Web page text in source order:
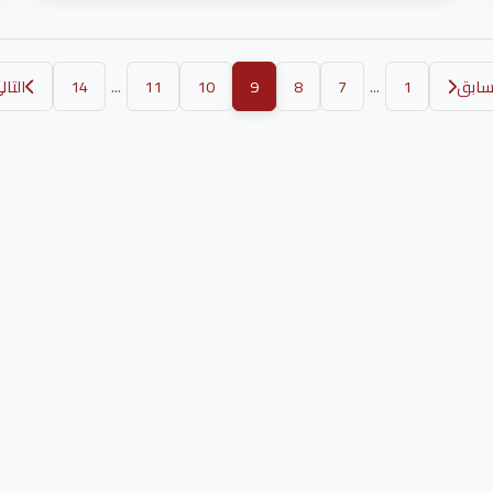
1
...
7
8
9
10
11
...
14